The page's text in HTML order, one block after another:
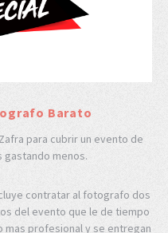
Barato
para cubrir un evento de
gastando menos.
contratar al fotografo dos
del evento que le de tiempo
mas profesional y se entregan